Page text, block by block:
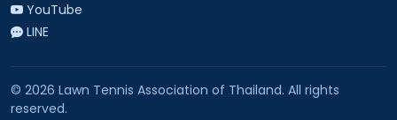
YouTube
LINE
© 2026 Lawn Tennis Association of Thailand. All rights
reserved.